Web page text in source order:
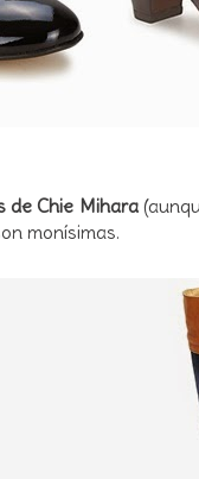
de Chie Mihara
monísimas.